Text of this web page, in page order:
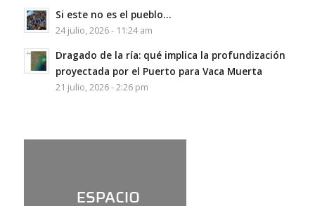
Si este no es el pueblo…
24 julio, 2026 - 11:24 am
Dragado de la ría: qué implica la profundización
proyectada por el Puerto para Vaca Muerta
21 julio, 2026 - 2:26 pm